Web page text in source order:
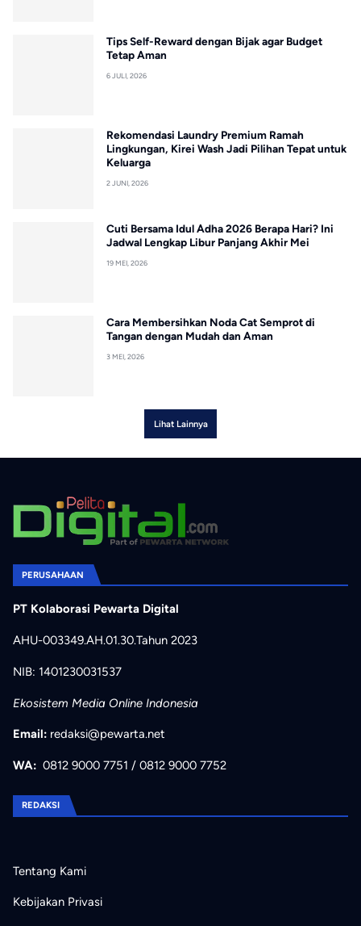
Tips Self-Reward dengan Bijak agar Budget
Tetap Aman
6 JULI, 2026
Rekomendasi Laundry Premium Ramah
Lingkungan, Kirei Wash Jadi Pilihan Tepat untuk
Keluarga
2 JUNI, 2026
Cuti Bersama Idul Adha 2026 Berapa Hari? Ini
Jadwal Lengkap Libur Panjang Akhir Mei
19 MEI, 2026
Cara Membersihkan Noda Cat Semprot di
Tangan dengan Mudah dan Aman
3 MEI, 2026
Lihat Lainnya
PERUSAHAAN
PT Kolaborasi Pewarta Digital
AHU-003349.AH.01.30.Tahun 2023
NIB: 1401230031537
Ekosistem Media Online Indonesia
Email: redaksi@pewarta.net
WA: 0812 9000 7751 / 0812 9000 7752
REDAKSI
Tentang Kami
Kebijakan Privasi